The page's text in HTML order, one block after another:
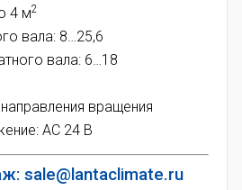
4 м2
вала: 8…25,6
вала: 6…18
вращения
AC 24 В
sale@lantaclimate.ru